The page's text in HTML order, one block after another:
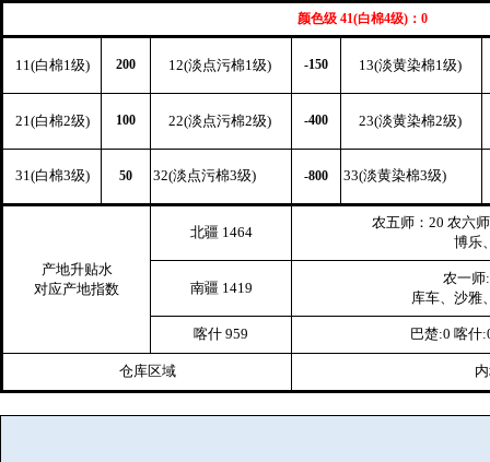
颜色级 41(白棉4级)：0
11(白棉1级) 200 12(淡点污棉1级) -150 13(淡黄染棉1级)
21(白棉2级) 100 22(淡点污棉2级) -400 23(淡黄染棉2级)
31(白棉3级) 50 32(淡点污棉3级) -800 33(淡黄染棉3级)
产地升贴水
对应产地指数
北疆 1464
农五师：20 农六
博乐
南疆 1419
农一师
库车、沙雅
喀什 959 巴楚:0 喀什
仓库区域